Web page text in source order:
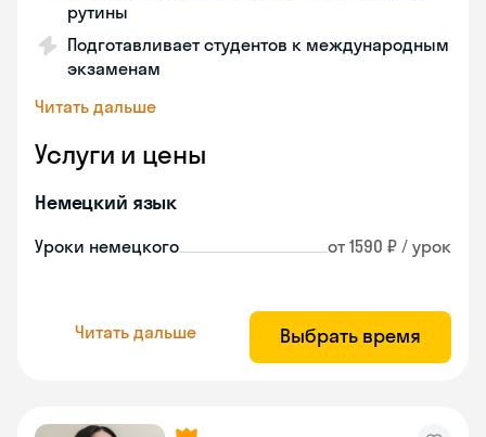
рутины
Подготавливает студентов к международным
экзаменам
Читать дальше
Услуги и цены
Немецкий язык
Уроки немецкого от 1590 ₽ / урок
Читать дальше Выбрать время